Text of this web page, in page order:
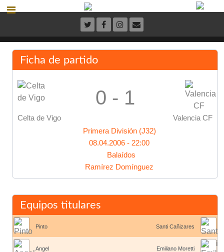
Ficha de partido
Celta de Vigo
0 - 1
Valencia CF
Primera División (J32)
08.04.2006 - 22:00
Balaídos
Ramírez Domínguez
Equipos titulares
Pinto
Angel
Santi Cañizares
Emiliano Moretti